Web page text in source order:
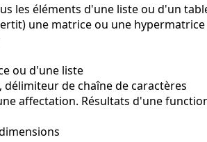
les éléments d'une liste ou d'un
une matrice ou une hypermatrice
ou d'une liste
de chaîne de caractères
affectation. Résultats d'une